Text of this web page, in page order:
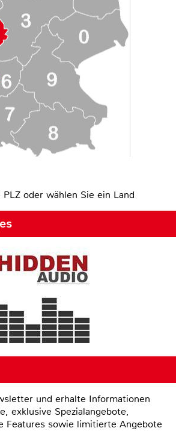
oder wählen Sie ein Land
und erhalte Informationen
exklusive Spezialangebote,
Features sowie limitierte Angebote